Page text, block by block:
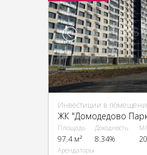
Площадь
97.4 м²
Доходность
8.34%
Арендаторы